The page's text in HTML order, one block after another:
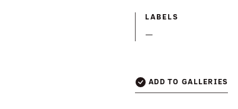
LABELS
—
ADD TO GALLERIES